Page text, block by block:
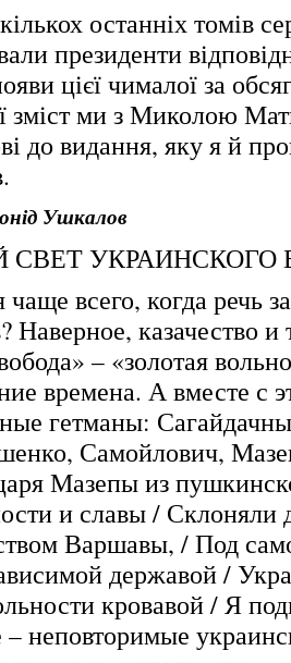
останніх томів
президенти
цієї чималої за
зміст ми з Миколою
до видання, яку я й
Ушкалов
УКРАИНСКОГО
всего, когда речь
казачество и
– «золотая
времена. А вместе с
гетманы:
Самойлович,
Мазепы из
и славы / Склоняли
Варшавы, / Под
державой /
кровавой / Я
неповторимые